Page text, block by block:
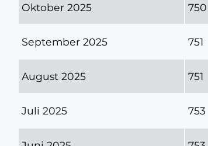
Oktober 2025 750
September 2025 751
August 2025 751
Juli 2025 753